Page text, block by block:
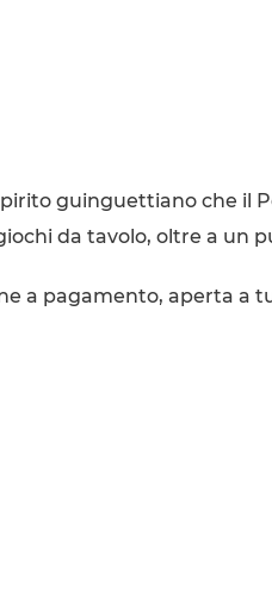
guinguettiano che il
da tavolo, oltre a un
a pagamento, aperta a